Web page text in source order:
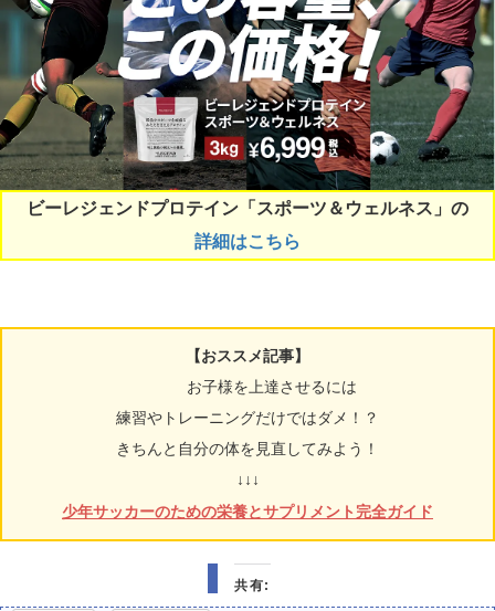
ビーレジェンドプロテイン「スポーツ＆ウェルネス」の
詳細はこちら
【おススメ記事】
お子様を上達させるには
練習やトレーニングだけではダメ！？
きちんと自分の体を見直してみよう！
↓↓↓
少年サッカーのための栄養とサプリメント完全ガイド
共有: